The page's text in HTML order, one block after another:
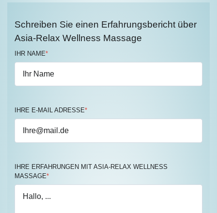
Schreiben Sie einen Erfahrungsbericht über
Asia-Relax Wellness Massage
IHR NAME*
IHRE E-MAIL ADRESSE*
IHRE ERFAHRUNGEN MIT ASIA-RELAX WELLNESS
MASSAGE*